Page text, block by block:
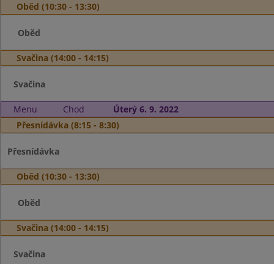
Oběd (10:30 - 13:30)
Oběd
Svačina (14:00 - 14:15)
Svačina
Menu Chod
Úterý 6. 9. 2022
Přesnídávka (8:15 - 8:30)
Přesnídávka
Oběd (10:30 - 13:30)
Oběd
Svačina (14:00 - 14:15)
Svačina